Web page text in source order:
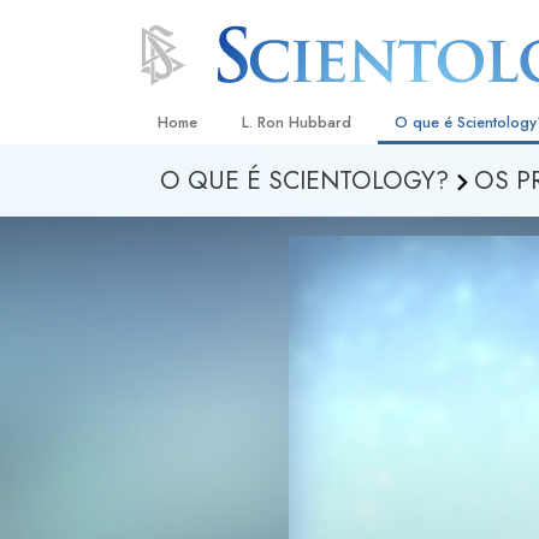
Home L. Ron Hubbard O que é
Crenças e Práticas
Credos e Códigos
Aquilo que os
O QUE É SCIENTOLOGY? OS